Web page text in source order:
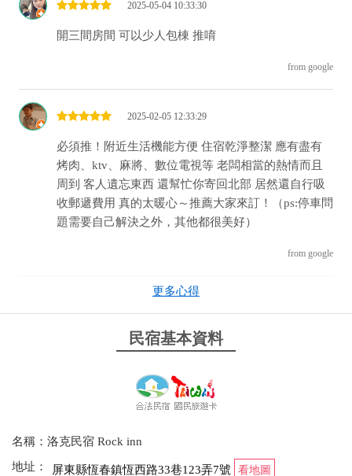
2025-05-04 10:33:30
開三間房間 可以少人包棟 推唷
from google
2025-02-05 12:33:29
必須推！附近生活機能方便 住宿乾淨整潔 應有盡有
烤肉、ktv、麻將、數位電視等 老闆相當的熱情而且
周到 客人遺忘東西 還幫忙你寄回北部 居然還自行吸
收郵遞費用 真的太暖心～推薦大家來訂！（ps:停車問
題需要自己解決之外，其他都很美好）
from google
環境舒適 裡面該有的都有什麼都很好 老闆人也很好
下次一定還會再去
民宿裝潢的很溫暖 房東夫妻很親切 聽到小孩要玩
更多心得
民宿基本資料
名稱：洛克民宿 Rock inn
地址：
屏東縣恆春鎮恆西路33巷123弄7號 看地圖